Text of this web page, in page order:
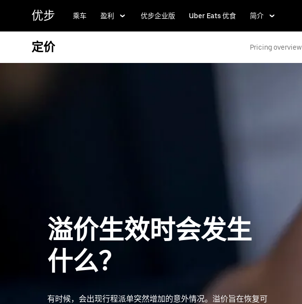
容
优步 乘车 盈利 优步企业版 Uber Eats 优食 简介
定价 Pricing overview
溢价生效时会发生
什么？
有时候，会出现行程派单突然增加的意外情况。溢价旨在恢复可